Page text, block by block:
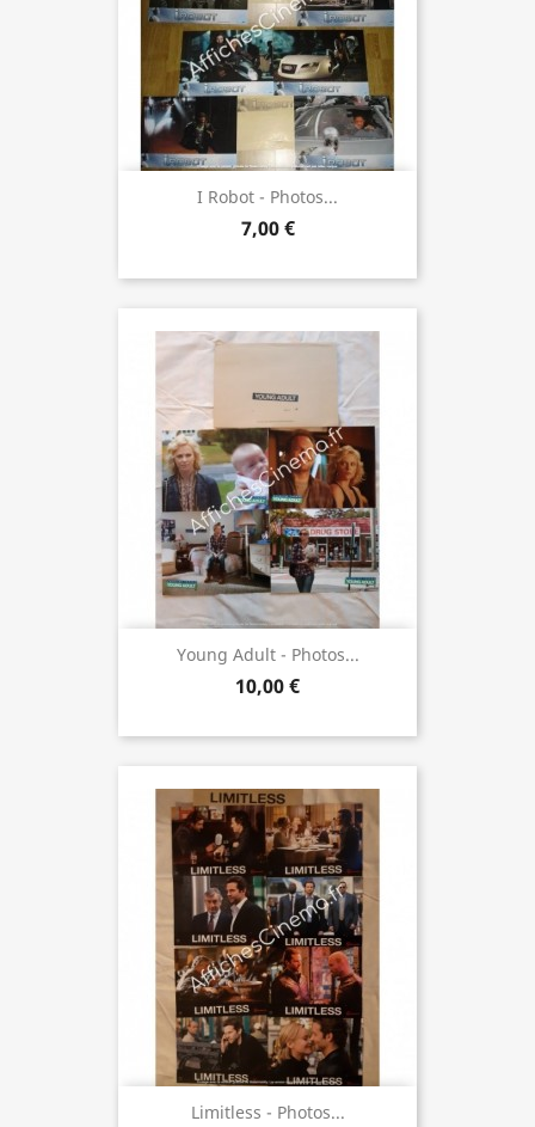
I Robot - Photos...
7,00 €
Young Adult - Photos...
10,00 €
Limitless - Photos...